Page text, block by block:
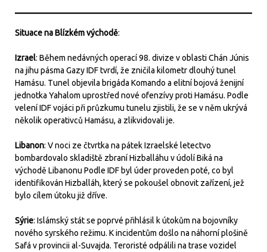
Situace na Blízkém východě:
Izrael: Během nedávných operací 98. divize v oblasti Chán Júnis
na jihu pásma Gazy IDF tvrdí, že zničila kilometr dlouhý tunel
Hamásu. Tunel objevila brigáda Komando a elitní bojová ženijní
jednotka Yahalom uprostřed nové ofenzívy proti Hamásu. Podle
velení IDF vojáci při průzkumu tunelu zjistili, že se v něm ukrývá
několik operativců Hamásu, a zlikvidovali je.
Libanon: V noci ze čtvrtka na pátek Izraelské letectvo
bombardovalo skladiště zbraní Hizballáhu v údolí Biká na
východě Libanonu Podle IDF byl úder proveden poté, co byl
identifikován Hizballáh, který se pokoušel obnovit zařízení, jež
bylo cílem útoku již dříve.
Sýrie: Islámský stát se poprvé přihlásil k útokům na bojovníky
nového syrského režimu. K incidentům došlo na náhorní plošině
Safá v provincii al-Suvajda. Teroristé odpálili na trase vozidel